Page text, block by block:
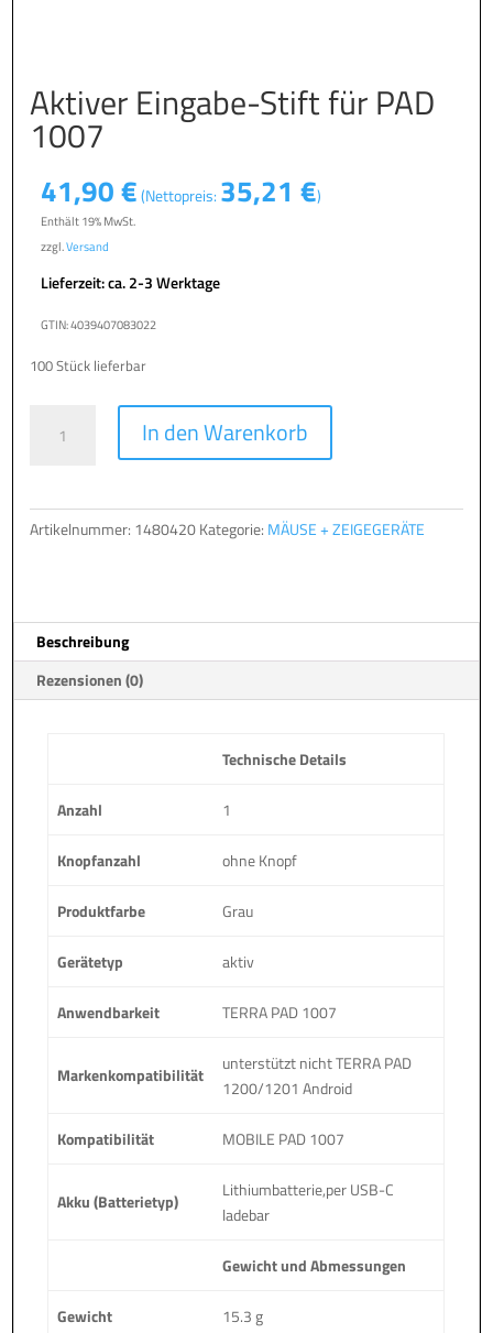
Aktiver Eingabe-Stift für PAD
1007
41,90€ (Nettopreis: 35,21€)
Enthält 19% MwSt.
zzgl.Versand
Lieferzeit: ca. 2-3 Werktage
GTIN: 4039407083022
100 Stück lieferbar
Eingabe-
PAD
1007
In den Warenkorb
r
i
:
Artikelnummer: 1480420Kategorie: MÄUSE + ZEIGEGERÄTE
Beschreibung
Rezensionen (0)
Technische Details
Anzahl 1
Knopfanzahl ohne Knopf
Produktfarbe Grau
Gerätetyp aktiv
Anwendbarkeit TERRA PAD 1007
Markenkompatibilität
unterstützt nicht TERRA PAD
1200/1201 Android
Kompatibilität MOBILE PAD 1007
Akku (Batterietyp)
Lithiumbatterie,per USB-C
ladebar
Gewicht und Abmessungen
Gewicht 15.3 g